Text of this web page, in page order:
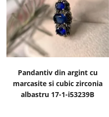
Pandantiv din argint cu
marcasite si cubic zirconia
albastru 17-1-i53239B